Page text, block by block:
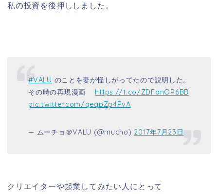
私の投資を後押ししました。
#VALU のことを妻が怪しがってたので説明した。
その時の再現漫画 https://t.co/ZDFanOP6BB
pic.twitter.com/qeqpZp4PvA
— ムーチョ＠VALU (@mucho) 2017年7月23日
クリエイターや起業してみたい人にとって